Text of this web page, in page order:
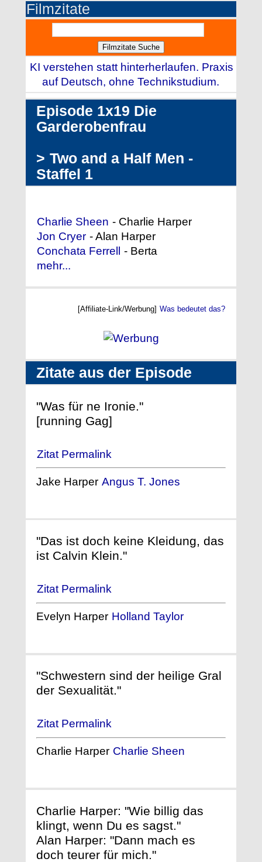
Filmzitate
KI verstehen statt hinterherlaufen. Praxis
auf Deutsch, ohne Technikstudium.
Episode 1x19 Die
Garderobenfrau
> Two and a Half Men -
Staffel 1
Charlie Sheen - Charlie Harper
Jon Cryer - Alan Harper
Conchata Ferrell
- Berta
mehr...
[Affiliate-Link/Werbung] Was bedeutet das?
Zitate aus der Episode
"Was für ne Ironie."
[running Gag]
Zitat Permalink
Jake Harper Angus T. Jones
"Das ist doch keine Kleidung, das
ist Calvin Klein."
Zitat Permalink
Evelyn Harper Holland Taylor
"Schwestern sind der heilige Gral
der Sexualität."
Zitat Permalink
Charlie Harper Charlie Sheen
Charlie Harper: "Wie billig das
klingt, wenn Du es sagst."
Alan Harper: "Dann mach es
doch teurer für mich."